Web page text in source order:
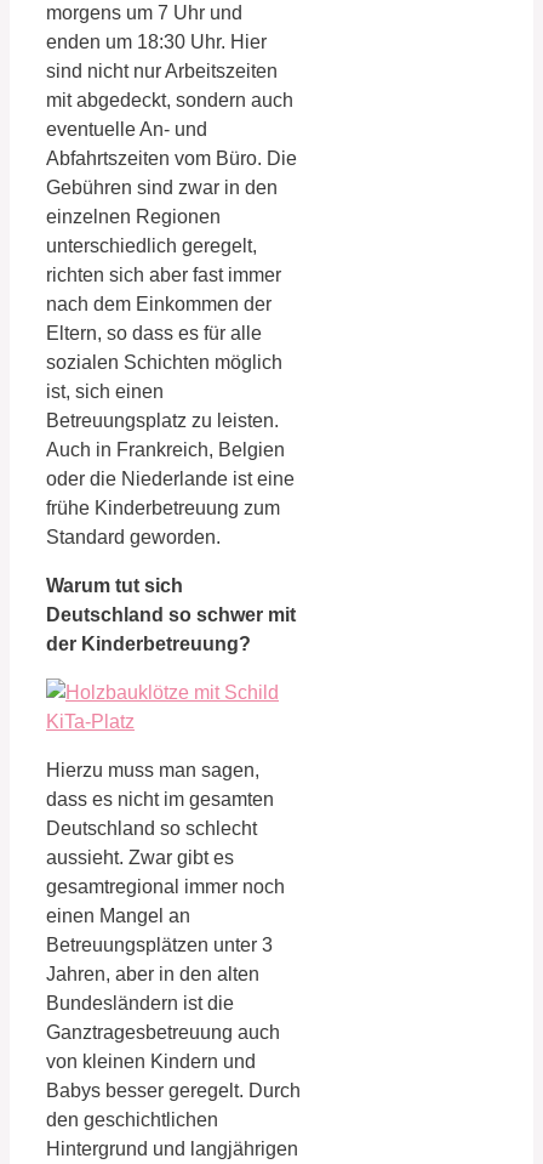
morgens um 7 Uhr und
enden um 18:30 Uhr. Hier
sind nicht nur Arbeitszeiten
mit abgedeckt, sondern auch
eventuelle An- und
Abfahrtszeiten vom Büro. Die
Gebühren sind zwar in den
einzelnen Regionen
unterschiedlich geregelt,
richten sich aber fast immer
nach dem Einkommen der
Eltern, so dass es für alle
sozialen Schichten möglich
ist, sich einen
Betreuungsplatz zu leisten.
Auch in Frankreich, Belgien
oder die Niederlande ist eine
frühe Kinderbetreuung zum
Standard geworden.
Warum tut sich
Deutschland so schwer mit
der Kinderbetreuung?
Hierzu muss man sagen,
dass es nicht im gesamten
Deutschland so schlecht
aussieht. Zwar gibt es
gesamtregional immer noch
einen Mangel an
Betreuungsplätzen unter 3
Jahren, aber in den alten
Bundesländern ist die
Ganztragesbetreuung auch
von kleinen Kindern und
Babys besser geregelt. Durch
den geschichtlichen
Hintergrund und langjährigen